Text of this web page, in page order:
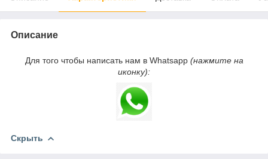
Описание
Для того чтобы написать нам в Whatsapp (нажмите на
иконку):
Скрыть